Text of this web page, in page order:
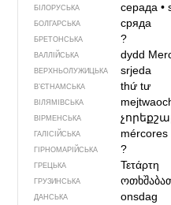
БІЛОРУСЬКА серада•
БОЛГАРСЬКА сряда
БРЕТОНСЬКА ?
ВАЛЛІЙСЬКА dydd
ВЕРХНЬОЛУЖИЦЬКА srjeda
В’ЄТНАМСЬКА thứ tư
ВІЛЯМІВСЬКА
ВІРМЕНСЬКА
ГАЛІСІЙСЬКА mércores
ГІРНОМАРІЙСЬКА ?
ГРЕЦЬКА Τετάρτη
ГРУЗИНСЬКА
ДАНСЬКА onsdag